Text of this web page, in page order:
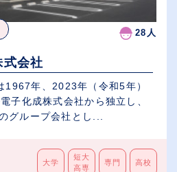
28人
式会社
1967年、2023年（令和5年）
子化成株式会社から独立し、
グループ会社とし...
大学
短大
高専
専門 高校